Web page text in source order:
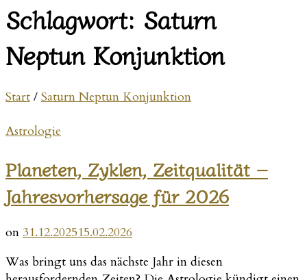
Schlagwort: Saturn
Neptun Konjunktion
Start / Saturn Neptun Konjunktion
Astrologie
Planeten, Zyklen, Zeitqualität –
Jahresvorhersage für 2026
on 31.12.202515.02.2026
Was bringt uns das nächste Jahr in diesen